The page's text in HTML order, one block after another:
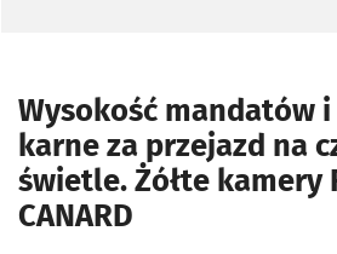
Wysokość mandatów
karne za przejazd na
świetle. Żółte kamery
CANARD